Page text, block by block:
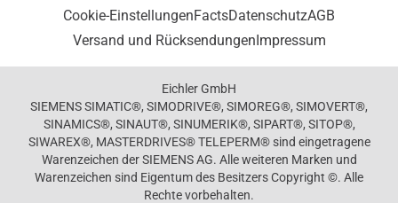
Cookie-EinstellungenFactsDatenschutzAGB
Versand und RücksendungenImpressum
Eichler GmbH
SIEMENS SIMATIC®, SIMODRIVE®, SIMOREG®, SIMOVERT®,
SINAMICS®, SINAUT®, SINUMERIK®, SIPART®, SITOP®,
SIWAREX®, MASTERDRIVES® TELEPERM® sind eingetragene
Warenzeichen der SIEMENS AG. Alle weiteren Marken und
Warenzeichen sind Eigentum des Besitzers Copyright ©. Alle
Rechte vorbehalten.